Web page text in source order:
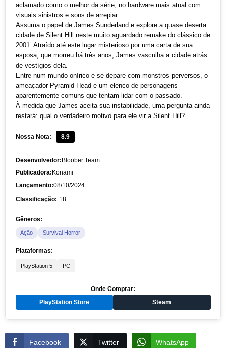
aclamado como o melhor da série, no hardware mais atual com
visuais sinistros e sons de arrepiar.
Assuma o papel de James Sunderland e explore a quase deserta
cidade de Silent Hill neste muito aguardado remake do clássico de
2001. Atraído até este lugar misterioso por uma carta de sua
esposa, que morreu há três anos, James vasculha a cidade atrás
de vestígios dela.
Entre num mundo onírico e se depare com monstros perversos, o
ameaçador Pyramid Head e um elenco de personagens
aparentemente comuns que tentam lidar com o passado.
À medida que James aceita sua instabilidade, uma pergunta ainda
restará: qual o verdadeiro motivo para ele vir a Silent Hill?
Nossa Nota: 8.9
Desenvolvedor:Bloober Team
Publicadora: Konami
Lançamento:08/10/2024
Classificação: 18+
Gêneros:
Ação Survival Horror
Plataformas:
PlayStation 5 PC
Onde Comprar:
PlayStation Store Steam
Facebook Twitter WhatsApp